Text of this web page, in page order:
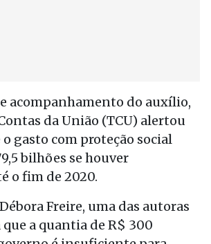
acompanhamento do auxílio,
da União (TCU) alertou
o gasto com proteção social
bilhões se houver
o fim de 2020.
Freire, uma das autoras
a quantia de R$ 300